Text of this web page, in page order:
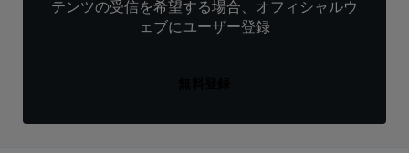
テンツの受信を希望する場合、オフィシャルウ
ェブにユーザー登録